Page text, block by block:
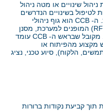
ניהול שינויים או מטה ניהול
לטיפול בשינויים הנדרשים
ה- CCB הוא גוף ניהולי
המופנים למערכת, מסנן
מקובל שבראש ה- CCB עומד
מקצוע מהפיתוח או
הלקוח), סיוע טכני, נציג
קביעת נקודות ברורות